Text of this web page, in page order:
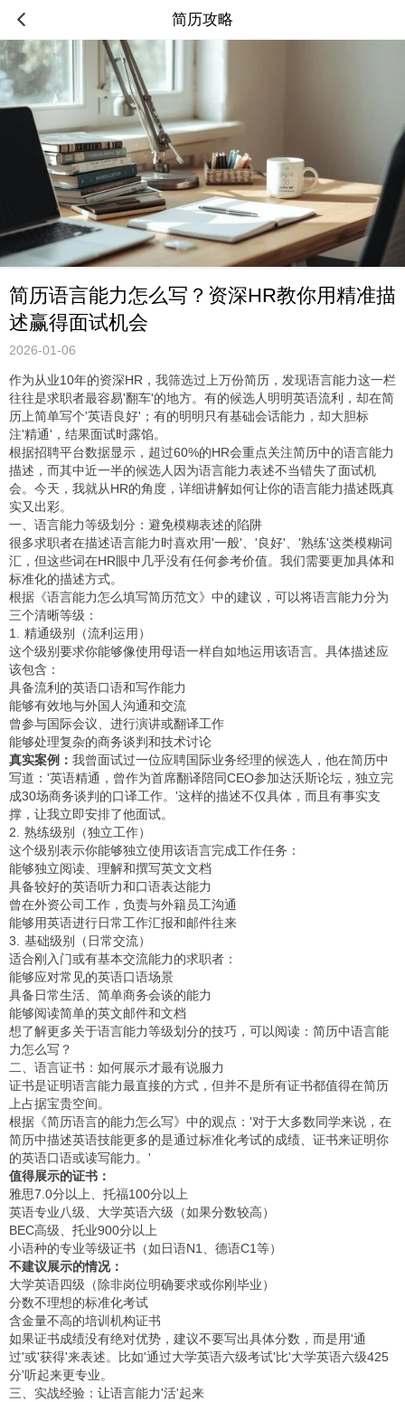
简历攻略
简历语言能力怎么写？资深HR教你用精准描
述赢得面试机会
2026-01-06
作为从业10年的资深HR，我筛选过上万份简历，发现语言能力这一栏
往往是求职者最容易'翻车'的地方。有的候选人明明英语流利，却在简
历上简单写个'英语良好'；有的明明只有基础会话能力，却大胆标
注'精通'，结果面试时露馅。
根据招聘平台数据显示，超过60%的HR会重点关注简历中的语言能力
描述，而其中近一半的候选人因为语言能力表述不当错失了面试机
会。今天，我就从HR的角度，详细讲解如何让你的语言能力描述既真
实又出彩。
一、语言能力等级划分：避免模糊表述的陷阱
很多求职者在描述语言能力时喜欢用'一般'、'良好'、'熟练'这类模糊词
汇，但这些词在HR眼中几乎没有任何参考价值。我们需要更加具体和
标准化的描述方式。
根据《语言能力怎么填写简历范文》中的建议，可以将语言能力分为
三个清晰等级：
1. 精通级别（流利运用）
这个级别要求你能够像使用母语一样自如地运用该语言。具体描述应
该包含：
具备流利的英语口语和写作能力
能够有效地与外国人沟通和交流
曾参与国际会议、进行演讲或翻译工作
能够处理复杂的商务谈判和技术讨论
真实案例： 我曾面试过一位应聘国际业务经理的候选人，他在简历中
写道：'英语精通，曾作为首席翻译陪同CEO参加达沃斯论坛，独立完
成30场商务谈判的口译工作。'这样的描述不仅具体，而且有事实支
撑，让我立即安排了他面试。
2. 熟练级别（独立工作）
这个级别表示你能够独立使用该语言完成工作任务：
能够独立阅读、理解和撰写英文文档
具备较好的英语听力和口语表达能力
曾在外资公司工作，负责与外籍员工沟通
能够用英语进行日常工作汇报和邮件往来
3. 基础级别（日常交流）
适合刚入门或有基本交流能力的求职者：
能够应对常见的英语口语场景
具备日常生活、简单商务会谈的能力
能够阅读简单的英文邮件和文档
想了解更多关于语言能力等级划分的技巧，可以阅读： 简历中语言能
力怎么写？
二、语言证书：如何展示才最有说服力
证书是证明语言能力最直接的方式，但并不是所有证书都值得在简历
上占据宝贵空间。
根据《简历语言的能力怎么写》中的观点：'对于大多数同学来说，在
简历中描述英语技能更多的是通过标准化考试的成绩、证书来证明你
的英语口语或读写能力。'
值得展示的证书：
雅思7.0分以上、托福100分以上
英语专业八级、大学英语六级（如果分数较高）
BEC高级、托业900分以上
小语种的专业等级证书（如日语N1、德语C1等）
不建议展示的情况：
大学英语四级（除非岗位明确要求或你刚毕业）
分数不理想的标准化考试
含金量不高的培训机构证书
如果证书成绩没有绝对优势，建议不要写出具体分数，而是用'通
过'或'获得'来表述。比如'通过大学英语六级考试'比'大学英语六级425
分'听起来更专业。
三、实战经验：让语言能力'活'起来